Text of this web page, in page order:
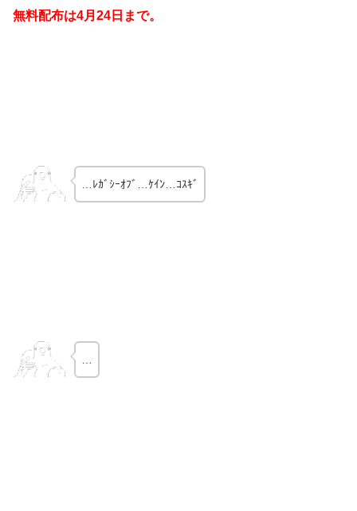
無料配布は4月24日まで。
…ﾚｶﾞｼｰｵﾌﾞ…ｹｲﾝ…ｺｽｷﾞ
…